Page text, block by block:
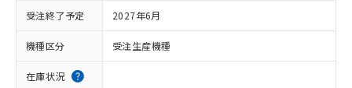
受注終了予定 2027年6月
機種区分 受注生産機種
在庫状況